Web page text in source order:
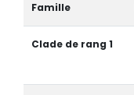
Famille
Clade de rang 1